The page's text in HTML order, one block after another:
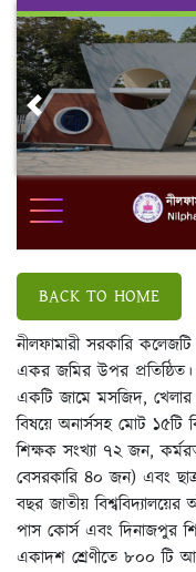
Skip
content
Previous
BACK TO HOME
নীলফামারী সরকারি
একর জমির উপর
একটি জামে মসজিদ, খেলার
বিষয়ে অনার্সসহ মোট ১৫টি
শিক্ষক সংখ্যা ৭২ জন,
বেসরকারি ৪০ জন) এবং
বছর জাতীয়
পাস কোর্স এবং দিনাজপুর
একাদশ শ্রেণীতে ৮০০ টি